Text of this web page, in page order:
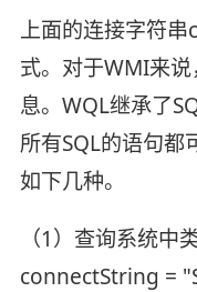
上面的连接字符
式。对于WMI来
息。WQL继承了
所有SQL的语句都
如下几种。
（1）查询系统中
connectString =